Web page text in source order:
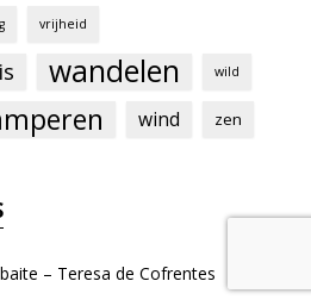
vrijheid
wandelen wild
wind zen
– Teresa de Cofrentes